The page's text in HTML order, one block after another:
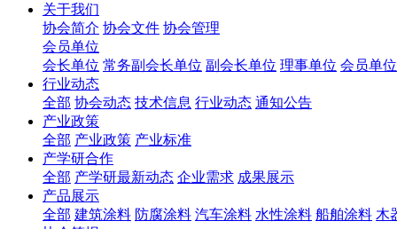
关于我们
协会简介 协会文件 协会管理
会员单位
会长单位 常务副会长单位 副会长单位 理事单位 会员单位
行业动态
全部 协会动态 技术信息 行业动态 通知公告
产业政策
全部 产业政策 产业标准
产学研合作
全部 产学研最新动态 企业需求 成果展示
产品展示
全部 建筑涂料 防腐涂料 汽车涂料 水性涂料 船舶涂料 木